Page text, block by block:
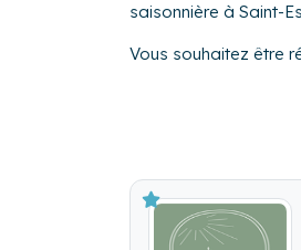
saisonnière à Saint-
Vous souhaitez être